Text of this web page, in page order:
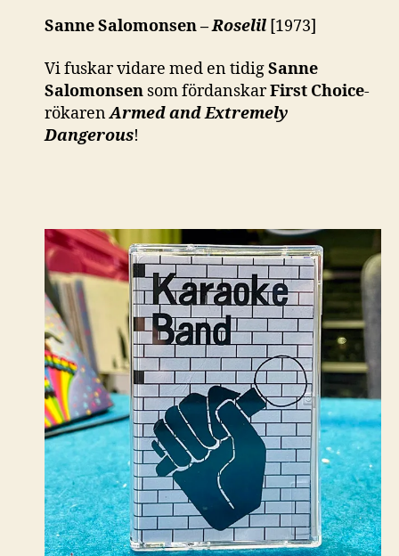
Sanne Salomonsen –Roselil [1973]
Vi fuskar vidare med en tidigSanne
Salomonsen som fördanskarFirst Choice-
rökarenArmed and Extremely
Dangerous!